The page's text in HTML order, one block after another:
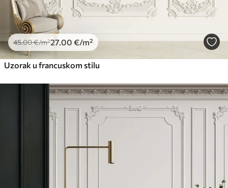
Premium vinil
66.67 .00€
Peel and Stick
81.6749.00 €/m²
45.00€/m²27 .00 €/m²
Uzorak u francuskom stilu